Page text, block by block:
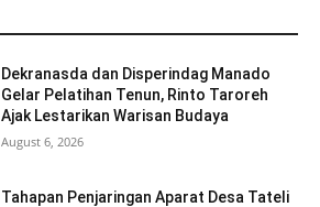
Dekranasda dan Disperindag Manado
Gelar Pelatihan Tenun, Rinto Taroreh
Ajak Lestarikan Warisan Budaya
August 6, 2026
Tahapan Penjaringan Aparat Desa Tateli